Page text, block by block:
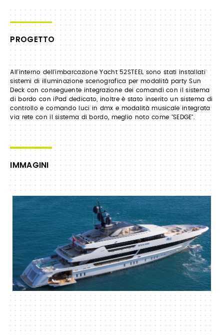
PROGETTO
All'interno dell'imbarcazione Yacht 52STEEL sono stati installati
sistemi di illuminazione scenografica per modalità party Sun
Deck con conseguente integrazione dei comandi con il sistema
di bordo con iPad dedicato, inoltre è stato inserito un sistema di
controllo e comando luci in dmx e modalità musicale integrata
via rete con il sistema di bordo, meglio noto come "SEDGE".
IMMAGINI